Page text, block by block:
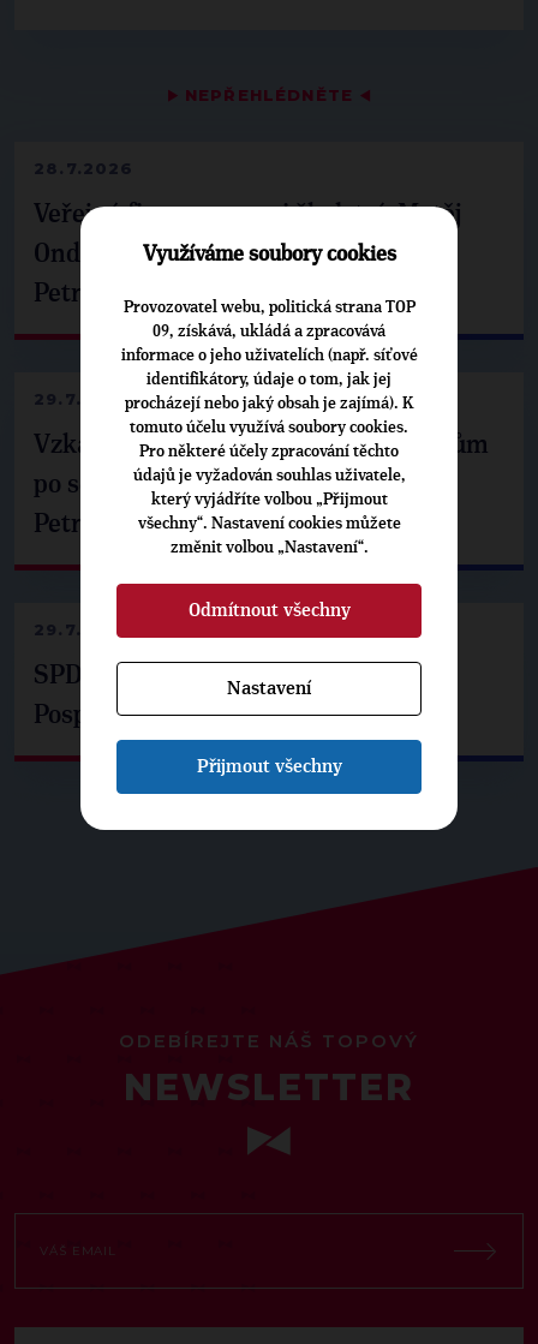
▶ NEPŘEHLÉDNĚTE ◀
28.7.2026
Veřejné finance, euro i školství. Matěj
Ondřej Havel jednal s prezidentem
Petrem Pavlem
29.7.2026
Vzkaz Matěje Ondřeje Havla příznivcům
po setkání s prezidentem republiky
Petrem Pavlem
29.7.2026
SPD už není ve zprávě o extremismu.
Pospíšil: Je tu pachuť
ODEBÍREJTE NÁŠ TOPOVÝ
NEWSLETTER
Využíváme soubory cookies
Provozovatel webu, politická strana TOP
09, získává, ukládá a zpracovává
informace o jeho uživatelích (např. síťové
identifikátory, údaje o tom, jak jej
procházejí nebo jaký obsah je zajímá). K
tomuto účelu využívá soubory cookies.
Pro některé účely zpracování těchto
údajů je vyžadován souhlas uživatele,
který vyjádříte volbou „Přijmout
všechny“. Nastavení cookies můžete
změnit volbou „Nastavení“.
Odmítnout všechny
Nastavení
Přijmout všechny